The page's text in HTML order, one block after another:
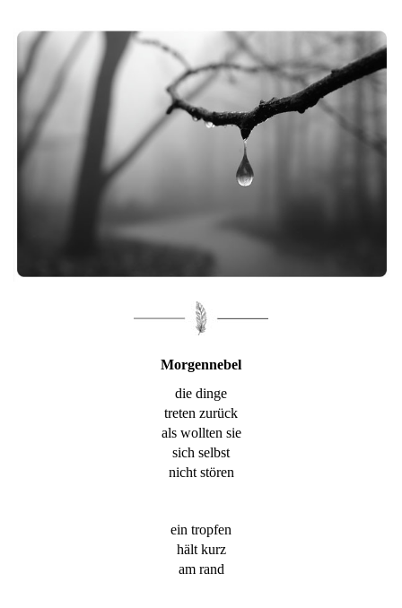
Morgennebel
die dinge
treten zurück
als wollten sie
sich selbst
nicht stören
ein tropfen
hält kurz
am rand